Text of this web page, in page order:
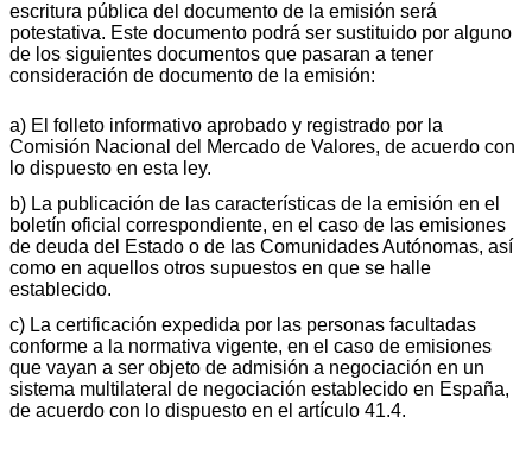
escritura pública del documento de la emisión será
potestativa. Este documento podrá ser sustituido por alguno
de los siguientes documentos que pasaran a tener
consideración de documento de la emisión:
a) El folleto informativo aprobado y registrado por la
Comisión Nacional del Mercado de Valores, de acuerdo con
lo dispuesto en esta ley.
b) La publicación de las características de la emisión en el
boletín oficial correspondiente, en el caso de las emisiones
de deuda del Estado o de las Comunidades Autónomas, así
como en aquellos otros supuestos en que se halle
establecido.
c) La certificación expedida por las personas facultadas
conforme a la normativa vigente, en el caso de emisiones
que vayan a ser objeto de admisión a negociación en un
sistema multilateral de negociación establecido en España,
de acuerdo con lo dispuesto en el artículo 41.4.